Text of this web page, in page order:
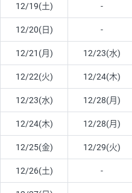
12/19(土) -
12/20(日) -
12/21(月) 12/23(水)
12/22(火) 12/24(木)
12/23(水) 12/28(月)
12/24(木) 12/28(月)
12/25(金) 12/29(火)
12/26(土) -